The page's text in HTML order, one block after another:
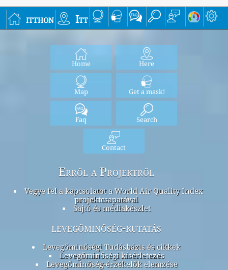
itthon Itt
Home Here
Map Get a mask!
Faq Search
Contact
Erről a Projektről
Vegye fel a kapcsolatot a World Air Quality Index
projektcsapatával
Sajtó és médiakészlet
levegőminőség-kutatás
Levegőminőségi Tudásbázis és cikkek
Levegőminőségi kísérletezés
Levegőminőség-érzékelők elemzése